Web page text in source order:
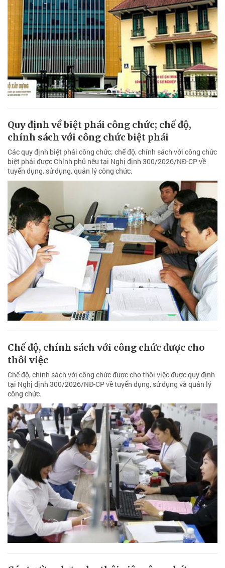
Quy định về biệt phái công chức; chế độ,
chính sách với công chức biệt phái
Các quy định biệt phái công chức; chế độ, chính sách với công chức
biệt phái được Chính phủ nêu tại Nghị định 300/2026/NĐ-CP về
tuyển dụng, sử dụng, quản lý công chức.
Chế độ, chính sách với công chức được cho
thôi việc
Chế độ, chính sách với công chức được cho thôi việc được quy định
tại Nghị định 300/2026/NĐ-CP về tuyển dụng, sử dụng và quản lý
công chức.